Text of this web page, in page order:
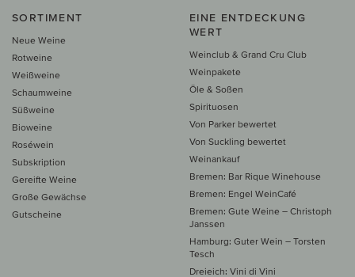
SORTIMENT
Neue Weine
Rotweine
Weißweine
Schaumweine
Süßweine
Bioweine
Roséwein
Subskription
Gereifte Weine
Große Gewächse
Gutscheine
EINE ENTDECKUNG
WERT
Weinclub & Grand Cru Club
Weinpakete
Öle & Soßen
Spirituosen
Von Parker bewertet
Von Suckling bewertet
Weinankauf
Bremen: Bar Rique Winehouse
Bremen: Engel WeinCafé
Bremen: Gute Weine – Christoph
Janssen
Hamburg: Guter Wein – Torsten
Tesch
Dreieich: Vini di Vini